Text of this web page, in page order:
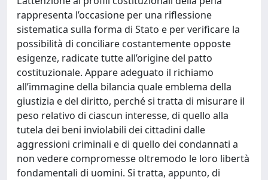
rappresenta l’occasione per una riflessione
sistematica sulla forma di Stato e per verificare la
possibilità di conciliare costantemente opposte
esigenze, radicate tutte all’origine del patto
costituzionale. Appare adeguato il richiamo
all’immagine della bilancia quale emblema della
giustizia e del diritto, perché si tratta di misurare il
peso relativo di ciascun interesse, di quello alla
tutela dei beni inviolabili dei cittadini dalle
aggressioni criminali e di quello dei condannati a
non vedere compromesse oltremodo le loro libertà
fondamentali di uomini. Si tratta, appunto, di